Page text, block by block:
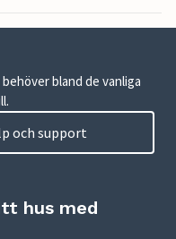
bland de vanliga
och support
hus med